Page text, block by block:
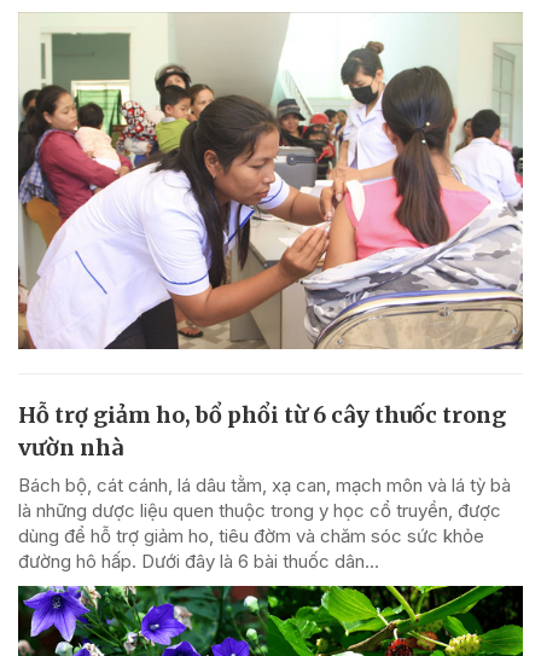
Hỗ trợ giảm ho, bổ phổi từ 6 cây thuốc trong
vườn nhà
Bách bộ, cát cánh, lá dâu tằm, xạ can, mạch môn và lá tỳ bà
là những dược liệu quen thuộc trong y học cổ truyền, được
dùng để hỗ trợ giảm ho, tiêu đờm và chăm sóc sức khỏe
đường hô hấp. Dưới đây là 6 bài thuốc dân...